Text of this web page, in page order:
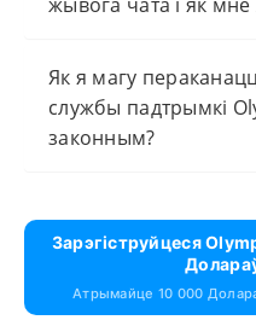
Як я магу
службы падтрымкі
законным?
Зарэгіструйцеся
Атрымайце 10 000